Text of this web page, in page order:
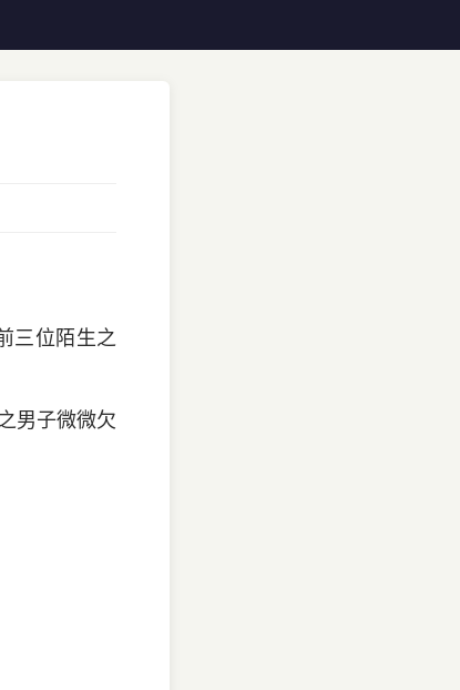
三位陌生之
男子微微欠